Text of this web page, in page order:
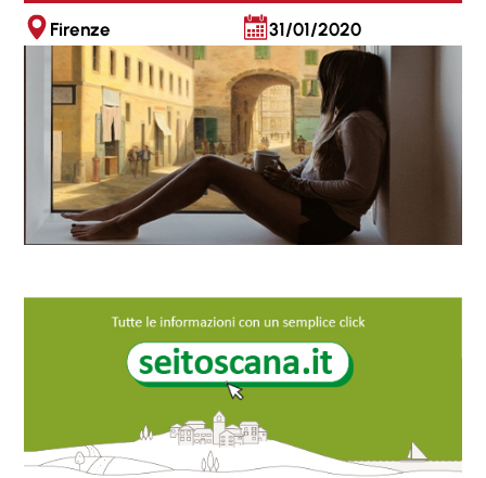
Firenze 31/01/2020